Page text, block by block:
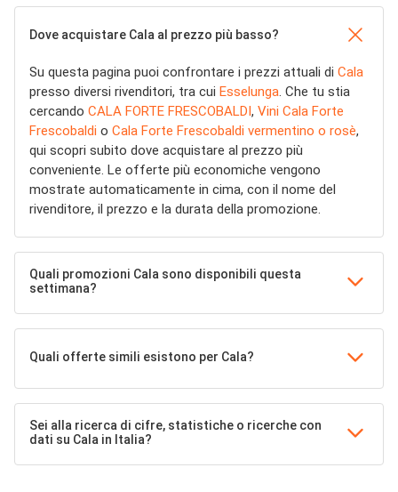
Dove acquistare Cala al prezzo più basso?
Su questa pagina puoi confrontare i prezzi attuali di Cala
presso diversi rivenditori, tra cui Esselunga . Che tu stia
cercando CALA FORTE FRESCOBALDI, Vini Cala Forte
Frescobaldi o Cala Forte Frescobaldi vermentino o rosè,
qui scopri subito dove acquistare al prezzo più
conveniente. Le offerte più economiche vengono
mostrate automaticamente in cima, con il nome del
rivenditore, il prezzo e la durata della promozione.
Quali promozioni Cala sono disponibili questa
settimana?
Quali offerte simili esistono per Cala?
Sei alla ricerca di cifre, statistiche o ricerche con
dati su Cala in Italia?